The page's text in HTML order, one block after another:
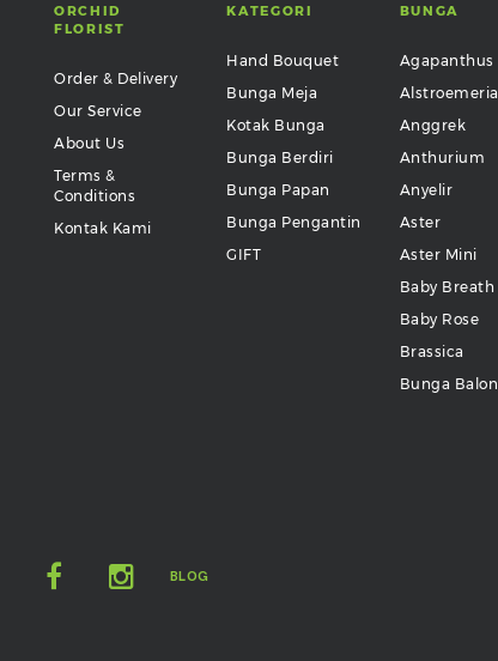
ORCHID
FLORIST
Order & Delivery
Our Service
About Us
Terms &
Conditions
Kontak Kami
KATEGORI
Hand Bouquet
Bunga Meja
Kotak Bunga
Bunga Berdiri
Bunga Papan
Bunga Pengantin
GIFT
BUNGA
Agapanthus
Alstroemeria
Anggrek
Anthurium
Anyelir
Aster
Aster Mini
Baby Breath
Baby Rose
Brassica
Bunga Balon
BLOG